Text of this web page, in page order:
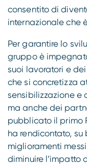
consentito di
internazionale che
Per garantire lo
gruppo è
suoi lavoratori e
che si concretizza
sensibilizzazione
ma anche dei
pubblicato il primo
ha rendicontato,
miglioramenti
diminuire l’impatto